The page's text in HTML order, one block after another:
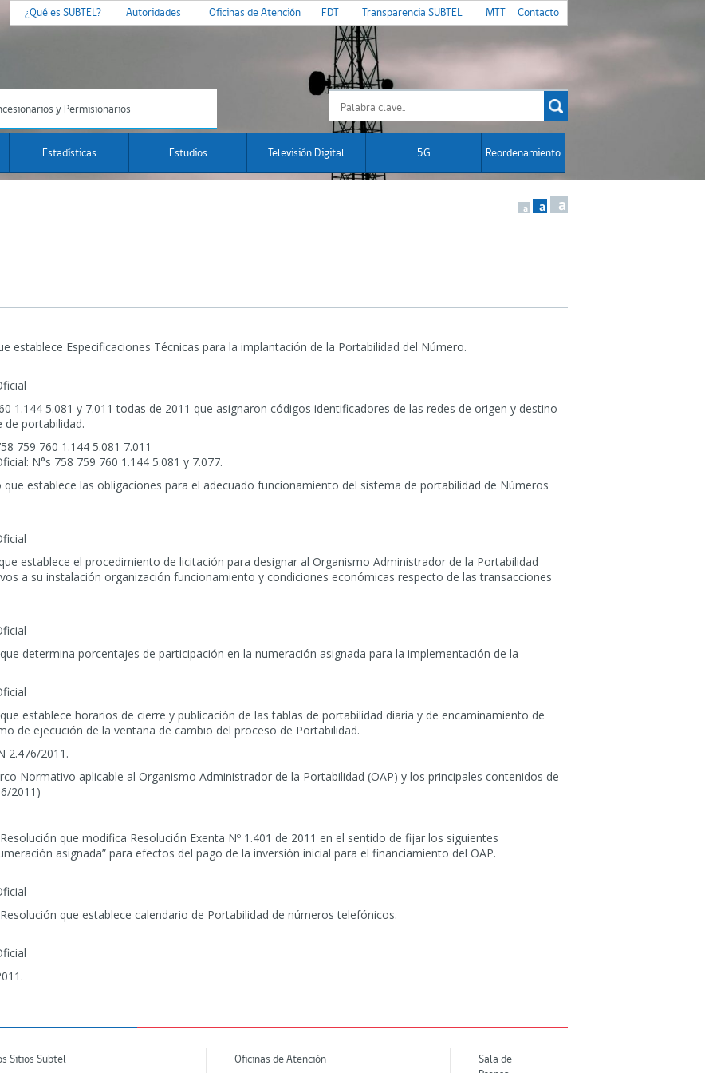
¿Qué es SUBTEL? Autoridades Oficinas de Atención FDT Transparencia SUBTEL MTT Contacto
y Permisionarios
Estadísticas Estudios Televisión Digital 5G Reordenamiento
a a a
establece Especificaciones Técnicas para la implantación de la Portabilidad del Número.
1.144 5.081 y 7.011 todas de 2011 que asignaron códigos identificadores de las redes de origen y destino
de portabilidad.
759 760 1.144 5.081 7.011
N°s 758 759 760 1.144 5.081 y 7.077.
establece las obligaciones para el adecuado funcionamiento del sistema de portabilidad de Números
establece el procedimiento de licitación para designar al Organismo Administrador de la Portabilidad
a su instalación organización funcionamiento y condiciones económicas respecto de las transacciones
determina porcentajes de participación en la numeración asignada para la implementación de la
establece horarios de cierre y publicación de las tablas de portabilidad diaria y de encaminamiento de
de ejecución de la ventana de cambio del proceso de Portabilidad.
2.476/2011.
Normativo aplicable al Organismo Administrador de la Portabilidad (OAP) y los principales contenidos de
2011)
que modifica Resolución Exenta Nº 1.401 de 2011 en el sentido de fijar los siguientes
asignada” para efectos del pago de la inversión inicial para el financiamiento del OAP.
que establece calendario de Portabilidad de números telefónicos.
Sitios Subtel Oficinas de Atención
Sala de